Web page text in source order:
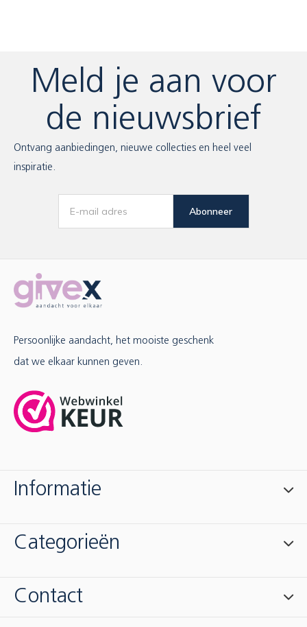
Meld je aan voor
de nieuwsbrief
Ontvang aanbiedingen, nieuwe collecties en heel veel
inspiratie.
Abonneer
Persoonlijke aandacht, het mooiste geschenk
dat we elkaar kunnen geven.
Informatie
Categorieën
Contact